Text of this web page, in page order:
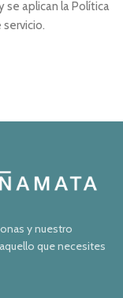
se aplican la Política
y nuestro
que necesites